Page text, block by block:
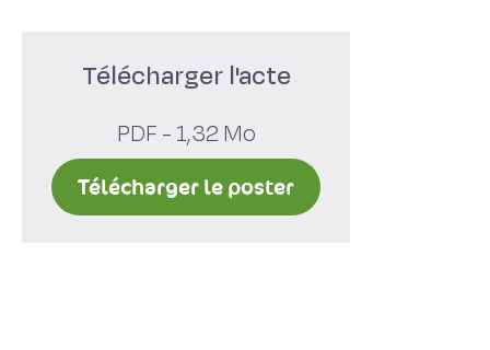
Télécharger l'acte
PDF - 1,32 Mo
Télécharger le poster